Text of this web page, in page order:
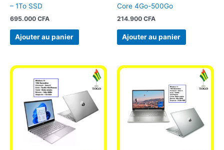
– 1To SSD
695.000 CFA
Ajouter au panier
Core 4Go-500Go
214.900 CFA
Ajouter au panier